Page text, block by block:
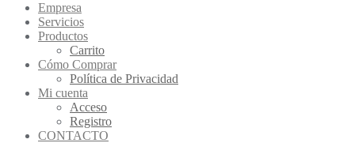
Empresa
Servicios
Productos
Carrito
Cómo Comprar
Política de Privacidad
Mi cuenta
Acceso
Registro
CONTACTO